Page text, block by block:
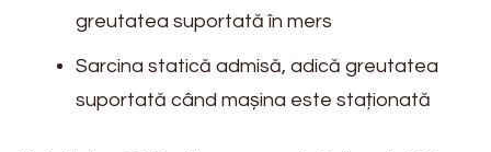
greutatea suportată în mers
Sarcina statică admisă, adică greutatea
suportată când mașina este staționată